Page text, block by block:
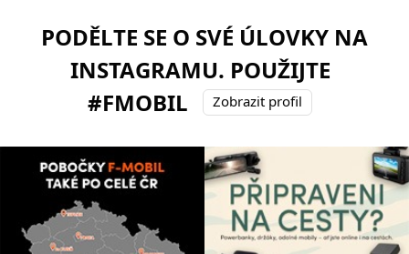
PODĚLTE SE O SVÉ ÚLOVKY NA
INSTAGRAMU. POUŽIJTE
#FMOBIL
Zobrazit profil